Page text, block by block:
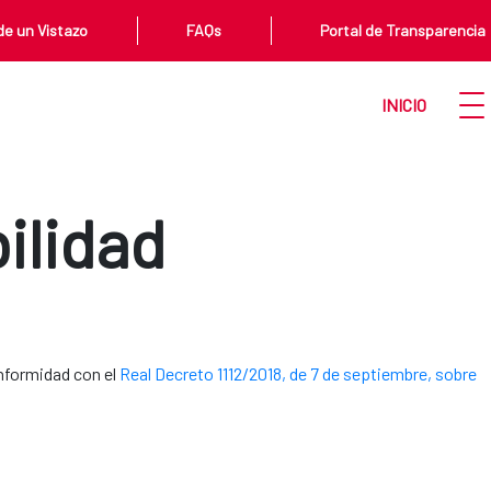
un Vistazo FAQs Portal de Transparencia
INICIOIr a la
con el Real Decreto 1112/2018, de 7 de septiembre, sobre